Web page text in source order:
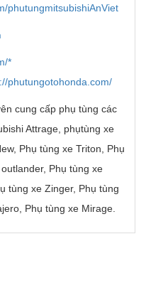
phutungmitsubishiAnViet
*
phutungotohonda.com/
cung cấp phụ tùng các
Attrage, phụtùng xe
Phụ tùng xe Triton, Phụ
Phụ tùng xe
tùng xe Zinger, Phụ tùng
Phụ tùng xe Mirage.